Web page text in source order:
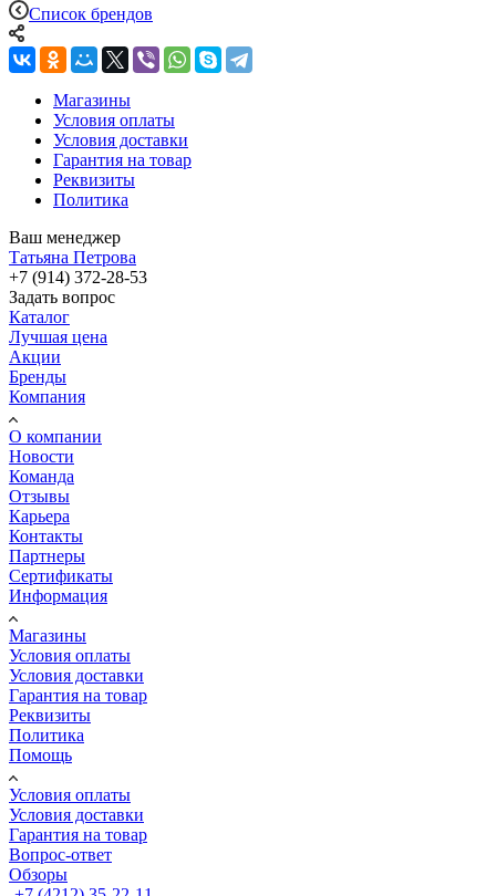
Список брендов
Магазины
Условия оплаты
Условия доставки
Гарантия на товар
Реквизиты
Политика
Ваш менеджер
Татьяна Петрова
+7 (914) 372-28-53
Задать вопрос
Каталог
Лучшая цена
Акции
Бренды
Компания
О компании
Новости
Команда
Отзывы
Карьера
Контакты
Партнеры
Сертификаты
Информация
Магазины
Условия оплаты
Условия доставки
Гарантия на товар
Реквизиты
Политика
Помощь
Условия оплаты
Условия доставки
Гарантия на товар
Вопрос-ответ
Обзоры